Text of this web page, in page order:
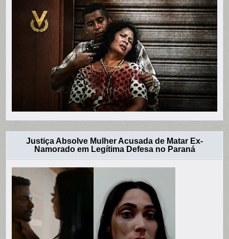
Justiça Absolve Mulher Acusada de Matar Ex-
Namorado em Legítima Defesa no Paraná